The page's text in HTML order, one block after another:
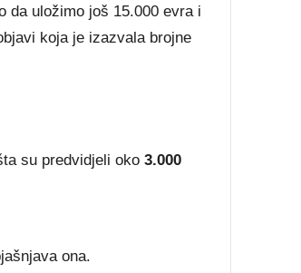
da uložimo još 15.000 evra i
koja je izazvala brojne
su predvidjeli oko 3.000
ona.